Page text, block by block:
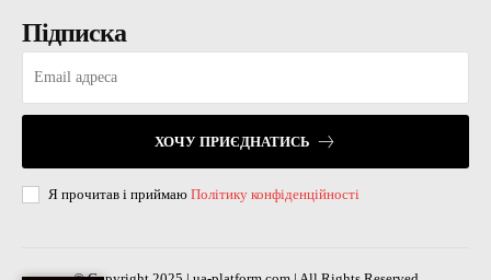
Підписка
ХОЧУ ПРИЄДНАТИСЬ
Я прочитав і приймаю Політику конфіденційності